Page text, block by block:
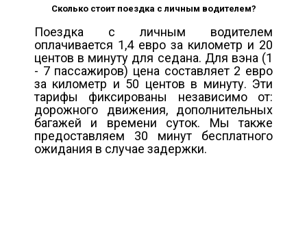
Сколько стоит поездка с личным водителем?
Поездка с личным водителем
оплачивается 1,4 евро за километр и 20
центов в минуту для седана. Для вэна (1
- 7 пассажиров) цена составляет 2 евро
за километр и 50 центов в минуту. Эти
тарифы фиксированы независимо от:
дорожного движения, дополнительных
багажей и времени суток. Мы также
предоставляем 30 минут бесплатного
ожидания в случае задержки.